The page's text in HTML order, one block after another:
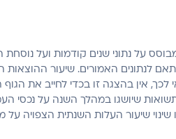
על נתוני שנים קודמות ועל
לנתונים האמורים. שיעור ההוצאות
בהצגה זו בכדי לחייב את הגוף
שיושגו במהלך השנה על נכסי
שיעור העלות השנתית הצפויה על